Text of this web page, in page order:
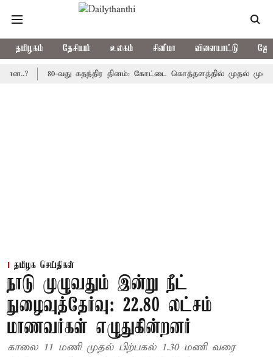
தமிழகம் தேசியம் உலகம் சினிமா விளையாட்டு
80-வது சுதந்திர தினம்: கோட்டை கொத்தளத்தில் முதல் முறையாக
தமிழக செய்திகள்
நாடு முழுவதும் இன்று நீட்
நுழைவுத்தேர்வு: 22.80 லட்சம்
மாணவர்கள் எழுதுகின்றனர்
காலை 11 மணி முதல் பிற்பகல் 1.30 மணி வரை